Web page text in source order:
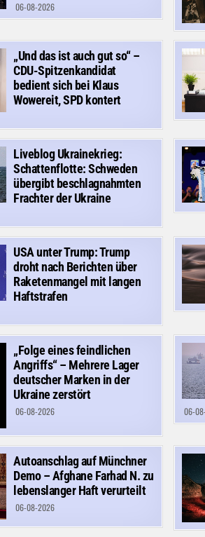
06-08-2026
„Und das ist auch gut so“ –
CDU-Spitzenkandidat
bedient sich bei Klaus
Wowereit, SPD kontert
Liveblog Ukrainekrieg:
Schattenflotte: Schweden
übergibt beschlagnahmten
Frachter der Ukraine
USA unter Trump: Trump
droht nach Berichten über
Raketenmangel mit langen
Haftstrafen
„Folge eines feindlichen
Angriffs“ – Mehrere Lager
deutscher Marken in der
Ukraine zerstört
06-08-2026 06-
Autoanschlag auf Münchner
Demo – Afghane Farhad N. zu
lebenslanger Haft verurteilt
06-08-2026